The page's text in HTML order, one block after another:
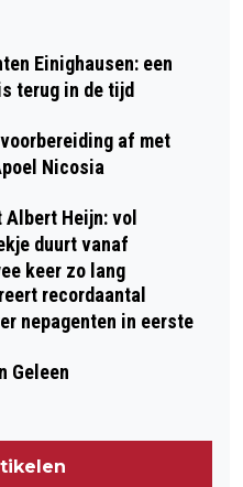
OM TE ROCKEN
UP EN
Einighausen: een
terug in de tijd
af met
Nicosia
Heijn: vol
duurt vanaf
keer zo lang
recordaantal
nepagenten in eerste
Geleen